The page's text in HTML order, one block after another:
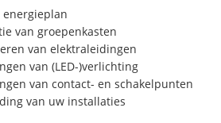
van groepenkasten
van elektraleidingen
van (LED-)verlichting
van contact- en schakelpunten
van uw installaties